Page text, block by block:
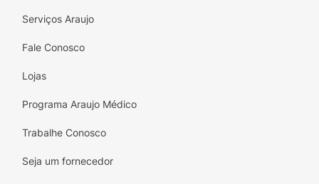
Serviços Araujo
Fale Conosco
Lojas
Programa Araujo Médico
Trabalhe Conosco
Seja um fornecedor